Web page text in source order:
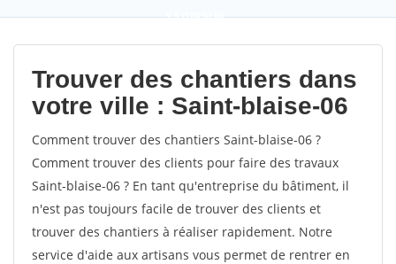
9,5(100%)66
votes
Trouver des chantiers dans
votre ville : Saint-blaise-06
Comment trouver des chantiers Saint-blaise-06 ?
Comment trouver des clients pour faire des travaux
Saint-blaise-06 ? En tant qu'entreprise du bâtiment, il
n'est pas toujours facile de trouver des clients et
trouver des chantiers à réaliser rapidement. Notre
service d'aide aux artisans vous permet de rentrer en